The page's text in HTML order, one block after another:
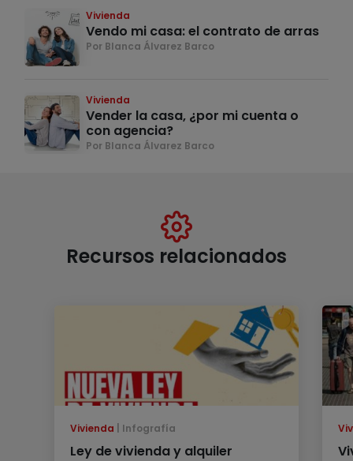
Vivienda
Vendo mi casa: el contrato de arras
Por Blanca Álvarez Barco
Vivienda
Vender la casa, ¿por mi cuenta o
con agencia?
Por Blanca Álvarez Barco
Recursos relacionados
Vivienda Infografía
Ley de vivienda y alquiler